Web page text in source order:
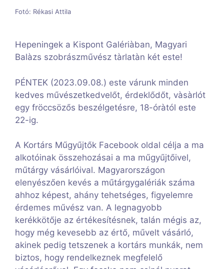
Fotó: Rékasi Attila
Hepeningek a Kispont Galériàban, Magyari
Balàzs szobrászművész tàrlatàn két este!
PÉNTEK (2023.09.08.) este várunk minden
kedves művészetkedvelőt, érdeklődőt, vàsàrlót
egy fröccsözős beszélgetésre, 18-óràtól este
22-ig.
A Kortárs Műgyűjtők Facebook oldal célja a ma
alkotóinak összehozásai a ma műgyűjtőivel,
műtárgy vásárlóival. Magyarországon
elenyészően kevés a műtárgygalériák száma
ahhoz képest, ahány tehetséges, figyelemre
érdemes művész van. A legnagyobb
kerékkötője az értékesítésnek, talán mégis az,
hogy még kevesebb az értő, művelt vásárló,
akinek pedig tetszenek a kortárs munkák, nem
biztos, hogy rendelkeznek megfelelő